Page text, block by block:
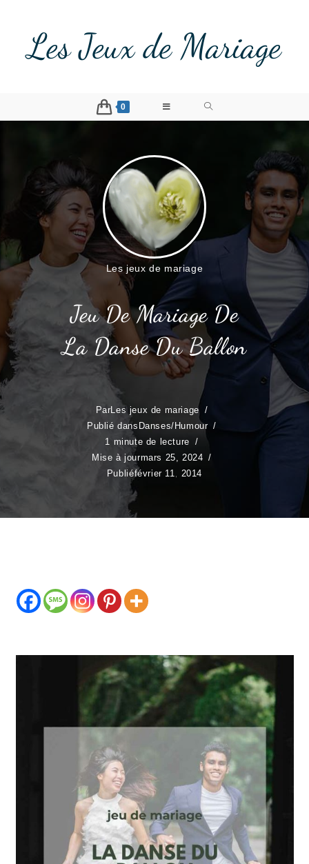
Les Jeux de Mariage
0
Les jeux de mariage
Jeu De Mariage De
La Danse Du Ballon
ParLes jeux de mariage
Publié dans Danses/ Humour
1 minute de lecture
Mise à jourmars 25, 2024
Publiéfévrier 11, 2014